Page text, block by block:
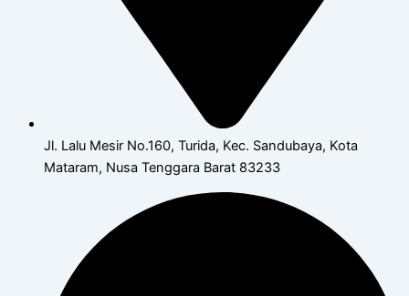
Jl. Lalu Mesir No.160, Turida, Kec. Sandubaya, Kota
Mataram, Nusa Tenggara Barat 83233